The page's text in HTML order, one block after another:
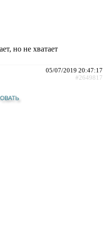
но не хватает
05/07/2019 20:47:17
#2649817